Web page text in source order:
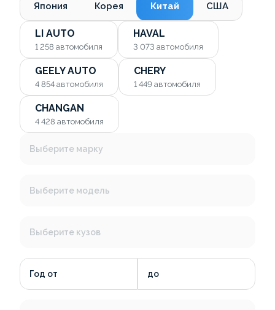
Япония Корея Китай США
LI AUTO
1 258 автомобиля
HAVAL
3 073 автомобиля
GEELY AUTO
4 854 автомобиля
CHERY
1 449 автомобиля
CHANGAN
4 428 автомобиля
Выберите марку
Выберите модель
Выберите кузов
Год от до